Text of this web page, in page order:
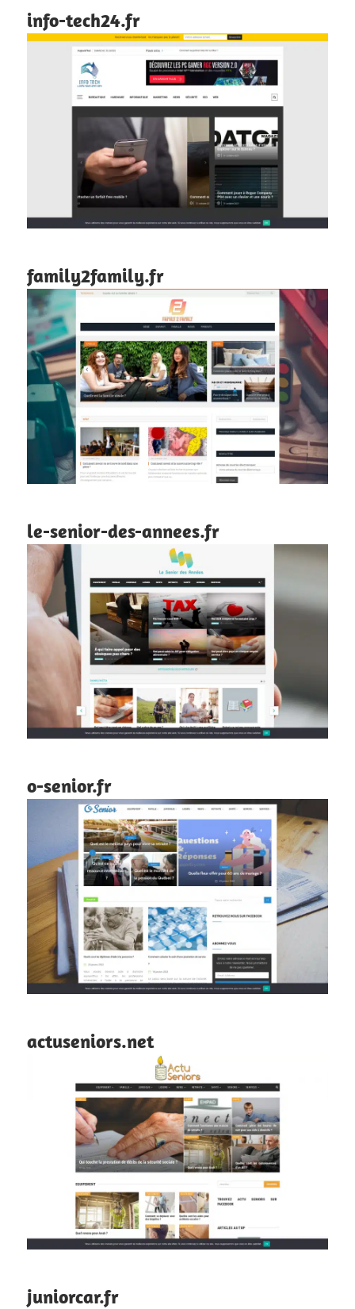
info-tech24.fr
family2family.fr
le-senior-des-annees.fr
o-senior.fr
actuseniors.net
juniorcar.fr